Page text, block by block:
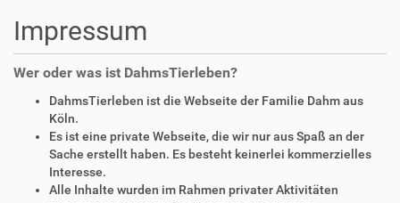
Impressum
Wer oder was ist DahmsTierleben?
DahmsTierleben ist die Webseite der Familie Dahm aus
Köln.
Es ist eine private Webseite, die wir nur aus Spaß an der
Sache erstellt haben. Es besteht keinerlei kommerzielles
Interesse.
Alle Inhalte wurden im Rahmen privater Aktivitäten